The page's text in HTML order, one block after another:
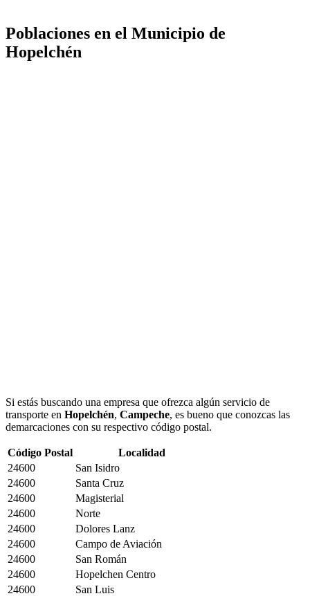
Poblaciones en el Municipio de
Hopelchén
Si estás buscando una empresa que ofrezca algún servicio de
transporte en Hopelchén, Campeche, es bueno que conozcas las
demarcaciones con su respectivo código postal.
Código Postal
Localidad
24600
San Isidro
24600
Santa Cruz
24600
Magisterial
24600
Norte
24600
Dolores Lanz
24600
Campo de Aviación
24600
San Román
24600
Hopelchen Centro
24600
San Luis